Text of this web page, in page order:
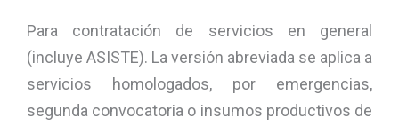
Para contratación de servicios en general
(incluye ASISTE). La versión abreviada se aplica a
servicios homologados, por emergencias,
segunda convocatoria o insumos productivos de